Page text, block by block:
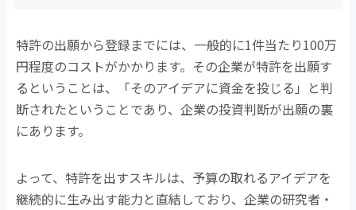
特許の出願から登録までには、一般的に1件当たり100万
円程度のコストがかかります。その企業が特許を出願す
るということは、「そのアイデアに資金を投じる」と判
断されたということであり、企業の投資判断が出願の裏
にあります。
よって、特許を出すスキルは、予算の取れるアイデアを
継続的に生み出す能力と直結しており、企業の研究者・